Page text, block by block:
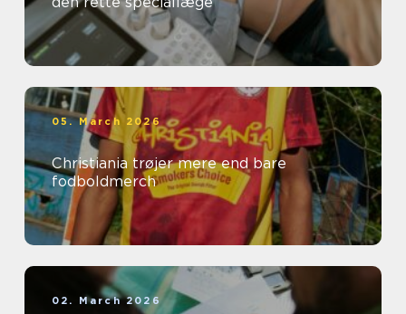
05. March 2026
Christiania trøjer mere end bare
fodboldmerch
02. March 2026